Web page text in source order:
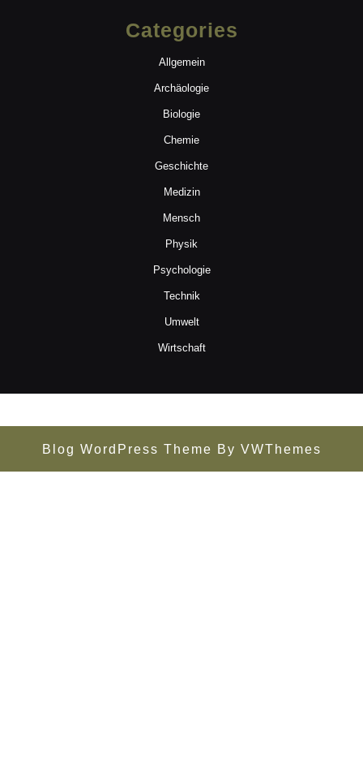
Categories
Allgemein
Archäologie
Biologie
Chemie
Geschichte
Medizin
Mensch
Physik
Psychologie
Technik
Umwelt
Wirtschaft
Blog WordPress Theme By VWThemes